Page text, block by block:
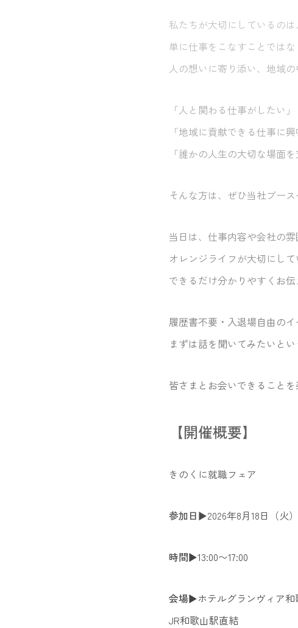
私たちが大切にしているのは、
単に仕事をこなすことではな
人の想いに寄り添い、地域
「人と関わる仕事がしたい」
「地域に貢献できる仕事に興
「誰かの人生の大切な場面
そんな方は、ぜひ当社ブース
当日は、仕事内容や会社の雰
オレンジライフが大切にして
できるだけ分かりやすくお伝
履歴書不要・入退場自由のイ
まずは話を聞いてみたいと
皆さまとお会いできることを
【開催概要】
きのくに就職フェア
参加日▶︎2026年8月18日（火）
時間▶︎13:00〜17:00
会場▶︎ホテルグランヴィア和
JR和歌山駅直結